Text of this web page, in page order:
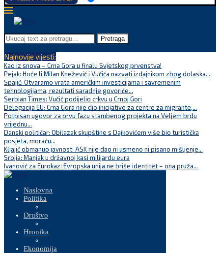
Pretraga
Najnovije vijesti:
Kao iz snova – Crna Gora u finalu Svjetskog prvenstva!
Pejak: Hoće li Milan Knežević i Vučića nazvati izdajnikom zbog dolaska...
Spajić: Otvaramo vrata američkim investicijama i savremenim
tehnologijama, rezultati saradnje govoriće...
Serbian Times: Vučić podijelio crkvu u Crnoj Gori
Delegacija EU: Crna Gora nije dio inicijative za centre za migrante,...
Potpisan ugovor za prvu fazu stambenog projekta na Veljem brdu
vrijednu...
Danski političar: Obilazak skupštine s Dajkovićem više bio turistička
posjeta, moraću...
Kljajić obmanuo javnost: ASK nije dao ni usmeno ni pisano mišljenje...
Srbija: Manjak u državnoj kasi milijardu eura
Ivanović za Eurokaz: Evropska unija ne briše identitet – ona pruža...
Naslovna
Politika
Društvo
Hronika
Ekonomija